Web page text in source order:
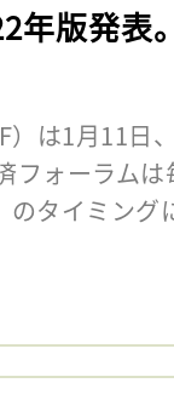
年版発表
は1月11日
フォーラム
タイミン